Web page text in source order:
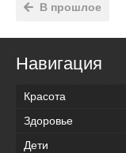
В прошлое
Навигация
Красота
Здоровье
Дети